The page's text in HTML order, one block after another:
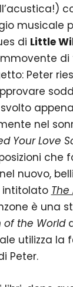
musicale
di Little
di
Peter
nel
Your Love
che
nuovo,
intitolato The
è una
of the World
utilizza la
Peter.